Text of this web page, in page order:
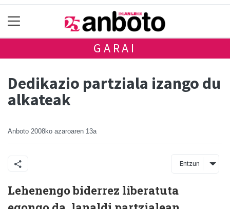
GARAI
Dedikazio partziala izango du
alkateak
Anboto 2008ko azaroaren 13a
Entzun
Lehenengo biderrez liberatuta